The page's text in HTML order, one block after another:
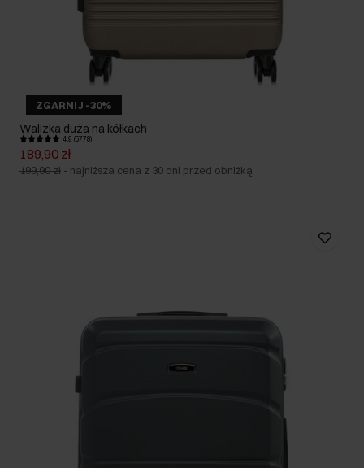
ZGARNIJ -30%
Walizka duża na kółkach
4.9 (5778)
189,90 zł
199,90 zł - najniższa cena z 30 dni przed obniżką